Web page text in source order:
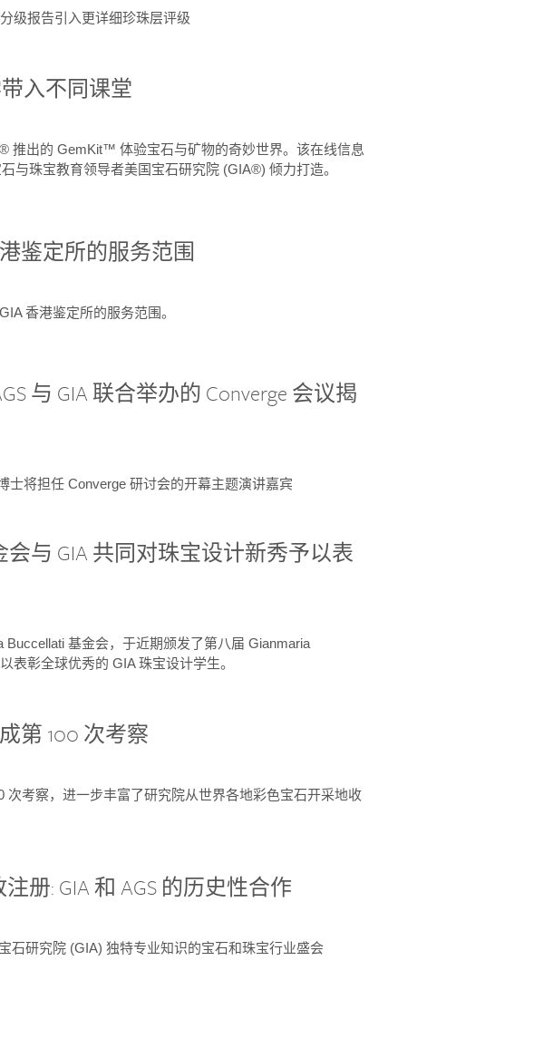
级报告引入更详细珍珠层评级
带入不同课堂
推出的 GemKit™ 体验宝石与矿物的奇妙世界。该在线信息
与珠宝教育领导者美国宝石研究院 (GIA®) 倾力打造。
鉴定所的服务范围
香港鉴定所的服务范围。
与 GIA 联合举办的 Converge 会议揭
士将担任 Converge 研讨会的开幕主题演讲嘉宾
会与 GIA 共同对珠宝设计新秀予以表
基金会，于近期颁发了第八届 Gianmaria
表彰全球优秀的 GIA 珠宝设计学生。
第 100 次考察
次考察，进一步丰富了研究院从世界各地彩色宝石开采地收
册: GIA 和 AGS 的历史性合作
石研究院 (GIA) 独特专业知识的宝石和珠宝行业盛会